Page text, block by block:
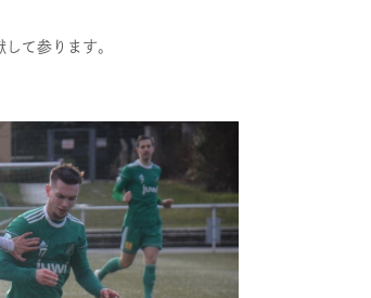
て参ります。